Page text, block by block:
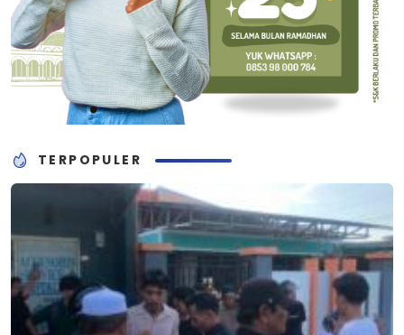
TERPOPULER